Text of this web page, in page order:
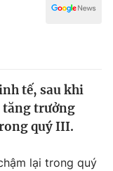
tế, sau khi
tăng trưởng
quý III.
lại trong quý